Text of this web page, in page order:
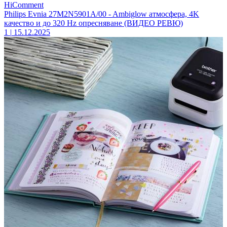
HiComment
Philips Evnia 27M2N5901A/00 - Ambiglow атмосфера, 4K
качество и до 320 Hz опресняване (ВИДЕО РЕВЮ)
1 | 15.12.2025